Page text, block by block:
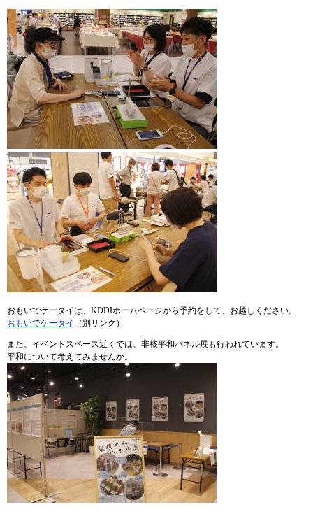
おもいでケータイは、KDDIホームページから予約をして、お越しください。
おもいでケータイ
（別リンク）
また、イベントスペース近くでは、非核平和パネル展も行われています。
平和について考えてみませんか。